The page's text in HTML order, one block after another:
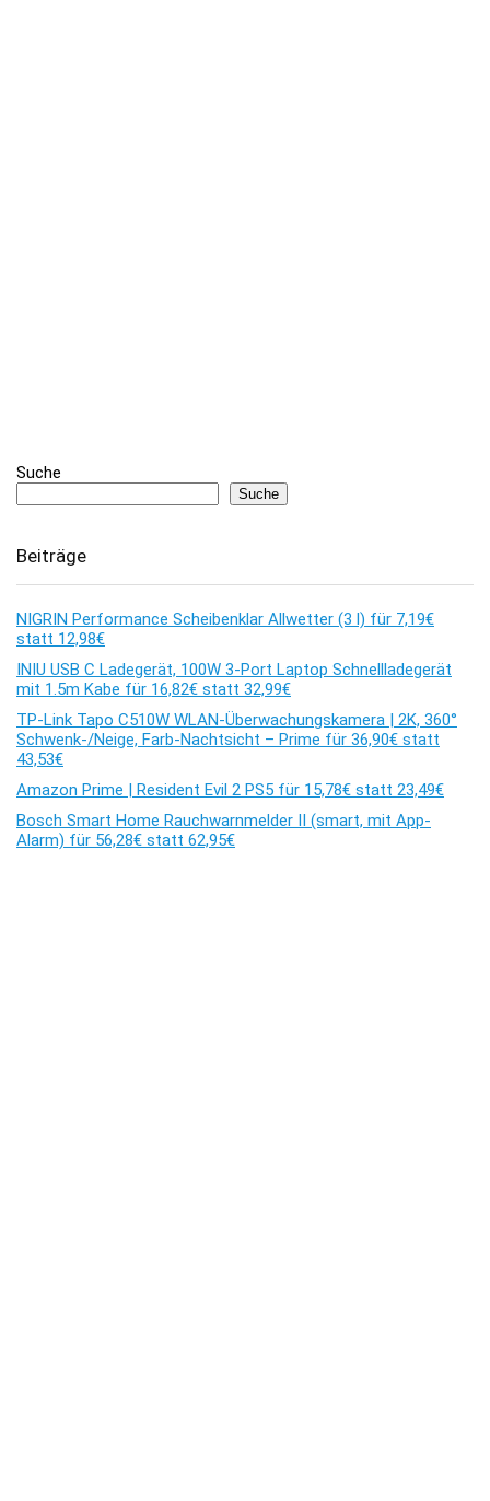
Suche
Suche
Beiträge
NIGRIN Performance Scheibenklar Allwetter (3 l) für 7,19€
statt 12,98€
INIU USB C Ladegerät, 100W 3-Port Laptop Schnellladegerät
mit 1.5m Kabe für 16,82€ statt 32,99€
TP-Link Tapo C510W WLAN-Überwachungskamera | 2K, 360°
Schwenk-/Neige, Farb-Nachtsicht – Prime für 36,90€ statt
43,53€
Amazon Prime | Resident Evil 2 PS5 für 15,78€ statt 23,49€
Bosch Smart Home Rauchwarnmelder II (smart, mit App-
Alarm) für 56,28€ statt 62,95€